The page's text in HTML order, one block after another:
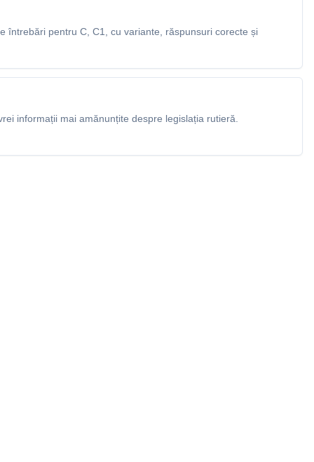
întrebări pentru C, C1, cu variante, răspunsuri corecte și
informații mai amănunțite despre legislația rutieră.